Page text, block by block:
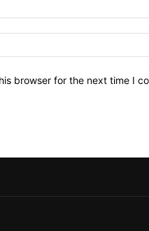
browser for the next time I